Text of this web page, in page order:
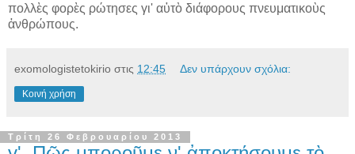
πολλὲς φορὲς ρώτησες γι' αὐτὸ διάφορους πνευματικοὺς
ἀνθρώπους.
exomologistetokirio στις 12:45 Δεν υπάρχουν σχόλια:
Κοινή χρήση
Τρίτη 26 Φεβρουαρίου 2013